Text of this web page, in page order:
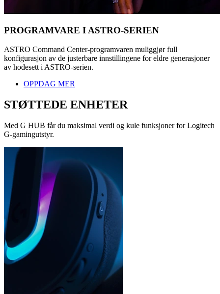
PROGRAMVARE I ASTRO-SERIEN
ASTRO Command Center-programvaren muliggjør full
konfigurasjon av de justerbare innstillingene for eldre generasjoner
av hodesett i ASTRO-serien.
OPPDAG MER
STØTTEDE ENHETER
Med G HUB får du maksimal verdi og kule funksjoner for Logitech
G-gamingutstyr.